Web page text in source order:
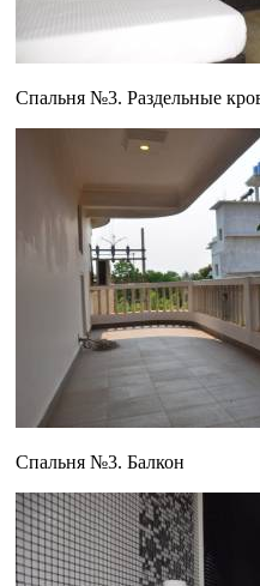
Спальня №3. Раздельные
Спальня №3. Балкон